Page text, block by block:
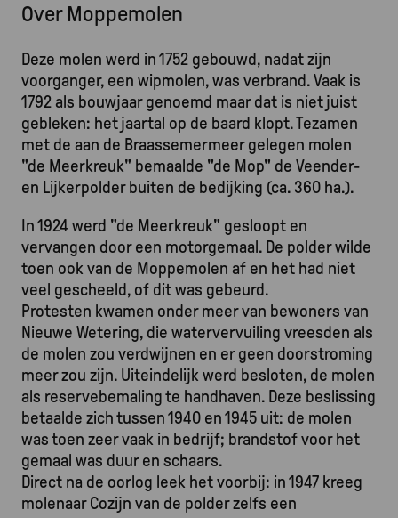
Over Moppemolen
Deze molen werd in 1752 gebouwd, nadat zijn
voorganger, een wipmolen, was verbrand. Vaak is
1792 als bouwjaar genoemd maar dat is niet juist
gebleken: het jaartal op de baard klopt. Tezamen
met de aan de Braassemermeer gelegen molen
"de Meerkreuk" bemaalde "de Mop" de Veender-
en Lijkerpolder buiten de bedijking (ca. 360 ha.).
In 1924 werd "de Meerkreuk" gesloopt en
vervangen door een motorgemaal. De polder wilde
toen ook van de Moppemolen af en het had niet
veel gescheeld, of dit was gebeurd.
Protesten kwamen onder meer van bewoners van
Nieuwe Wetering, die watervervuiling vreesden als
de molen zou verdwijnen en er geen doorstroming
meer zou zijn. Uiteindelijk werd besloten, de molen
als reservebemaling te handhaven. Deze beslissing
betaalde zich tussen 1940 en 1945 uit: de molen
was toen zeer vaak in bedrijf; brandstof voor het
gemaal was duur en schaars.
Direct na de oorlog leek het voorbij: in 1947 kreeg
molenaar Cozijn van de polder zelfs een